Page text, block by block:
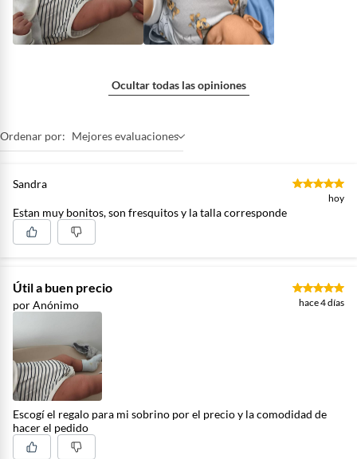
Ocultar todas las opiniones
Ordenar por: Mejores evaluaciones
Sandra
hoy
Estan muy bonitos, son fresquitos y la talla corresponde
Útil a buen precio
por Anónimo hace 4 días
Escogí el regalo para mi sobrino por el precio y la comodidad de
hacer el pedido